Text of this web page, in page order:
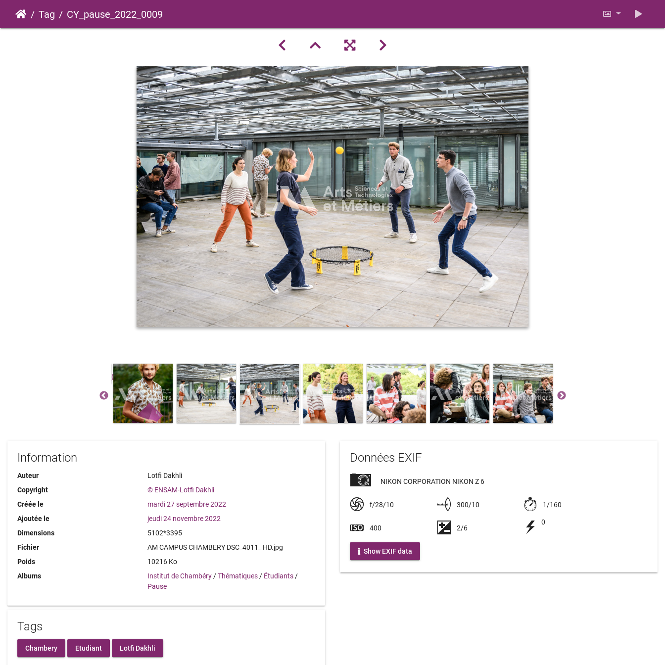
Tag CY_pause_2022_0009
Information
Auteur
Lotfi Dakhli
Copyright
© ENSAM-Lotfi Dakhli
Créée le
mardi 27 septembre 2022
Ajoutée le
jeudi 24 novembre 2022
Dimensions
5102*3395
Fichier
AM CAMPUS CHAMBERY DSC_4011_ HD.jpg
Poids
10216 Ko
Albums
Institut de Chambéry /Thématiques / Étudiants /
Pause
Tags
Chambery Etudiant Lotfi Dakhli
Données EXIF
NIKON CORPORATION NIKON Z 6
f/28/10 300/10 1/160
400 2/6
0
Show EXIF data